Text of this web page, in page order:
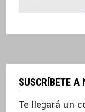
SUSCRÍBETE A
Te llegará un